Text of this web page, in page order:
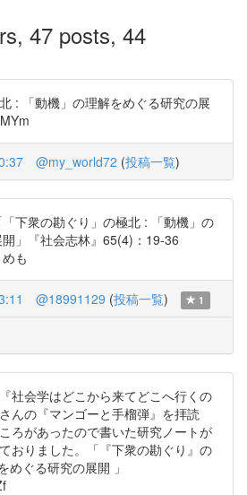
47 posts, 44
: 「動機」の理解をめぐる研究の展
@my_world72 (投稿一覧)
下衆の勘ぐり」の極北 : 「動機」の
」『社会志林』65(4)：19-36
も
@18991129 (投稿一覧) 1
社会学はどこから来てどこへ行くの
んの『マンゴーと手榴弾』を拝読
ろがあったので書いた研究ノートが
おりました。「『下衆の勘ぐり』の
めぐる研究の展開 」